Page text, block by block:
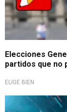
Elecciones
partidos que no
ELIGE BIEN
Cambio total de